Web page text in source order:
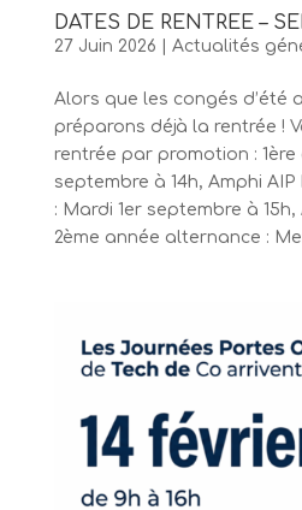
DATES DE RENTREE –
27 Juin 2026 Actualités
Alors que les congés d’été
préparons déjà la rentrée !
rentrée par promotion : 1ère
septembre à 14h, Amphi
: Mardi 1er septembre à
2ème année alternance :